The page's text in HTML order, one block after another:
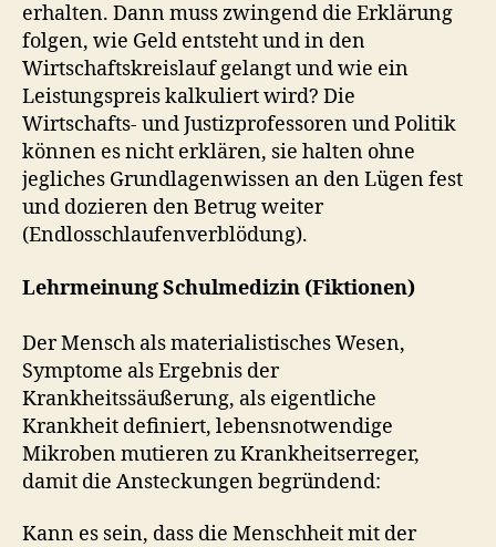
erhalten. Dann muss zwingend die Erklärung
folgen, wie Geld entsteht und in den
Wirtschaftskreislauf gelangt und wie ein
Leistungspreis kalkuliert wird? Die
Wirtschafts- und Justizprofessoren und Politik
können es nicht erklären, sie halten ohne
jegliches Grundlagenwissen an den Lügen fest
und dozieren den Betrug weiter
(Endlosschlaufenverblödung).
Lehrmeinung Schulmedizin (Fiktionen)
Der Mensch als materialistisches Wesen,
Symptome als Ergebnis der
Krankheitssäußerung, als eigentliche
Krankheit definiert, lebensnotwendige
Mikroben mutieren zu Krankheitserreger,
damit die Ansteckungen begründend:
Kann es sein, dass die Menschheit mit der